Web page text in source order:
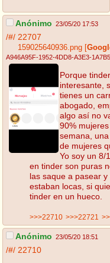
Anónimo 23/05/20 17:53
/#/ 22707
159025640936.png
A946A95F-1952-4DD8-A3E3-
Porque
interesante,
tienes un
abogado,
algo así no
90%
semana,
de mujeres
Yo soy un 8/
en tinder son puras
las saque a pasear
estaban locas, si
tinder en un hueco.
>>>22710 >>>22721
Anónimo 23/05/20 18:51
/#/ 22710